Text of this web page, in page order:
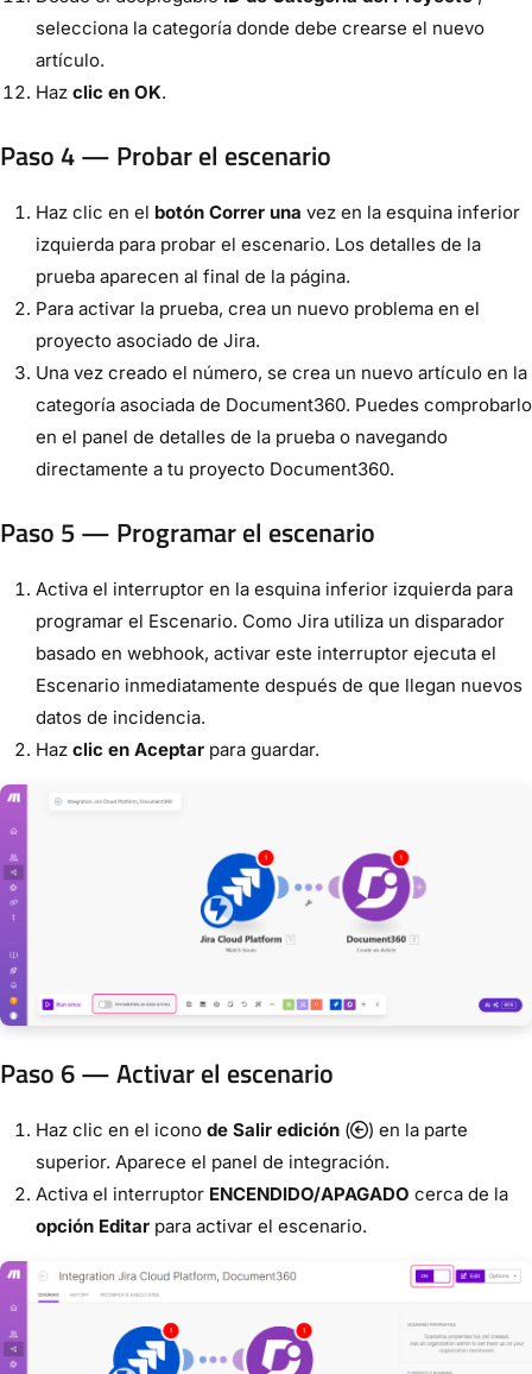
selecciona la categoría donde debe crearse el nuevo
artículo.
Haz clic en OK.
Paso 4 — Probar el escenario
Haz clic en el botón Correr una vez en la esquina inferior
izquierda para probar el escenario. Los detalles de la
prueba aparecen al final de la página.
Para activar la prueba, crea un nuevo problema en el
proyecto asociado de Jira.
Una vez creado el número, se crea un nuevo artículo en la
categoría asociada de Document360. Puedes comprobarlo
en el panel de detalles de la prueba o navegando
directamente a tu proyecto Document360.
Paso 5 — Programar el escenario
Activa el interruptor en la esquina inferior izquierda para
programar el Escenario. Como Jira utiliza un disparador
basado en webhook, activar este interruptor ejecuta el
Escenario inmediatamente después de que llegan nuevos
datos de incidencia.
Haz clic en Aceptar para guardar.
Paso 6 — Activar el escenario
Haz clic en el icono de Salir edición (
) en la parte
superior. Aparece el panel de integración.
Activa el interruptor ENCENDIDO/APAGADO cerca de la
opción Editar para activar el escenario.